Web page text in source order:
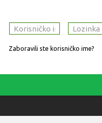
Zaboravili ste korisničko ime?